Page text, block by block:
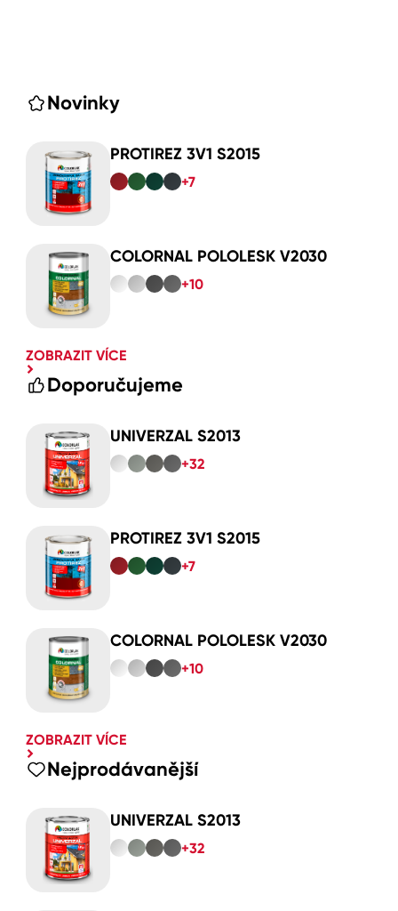
Novinky
PROTIREZ 3V1 S2015
+7
COLORNAL POLOLESK V2030
+10
ZOBRAZIT VÍCE
Doporučujeme
UNIVERZAL S2013
+32
PROTIREZ 3V1 S2015
+7
COLORNAL POLOLESK V2030
+10
ZOBRAZIT VÍCE
Nejprodávanější
UNIVERZAL S2013
+32